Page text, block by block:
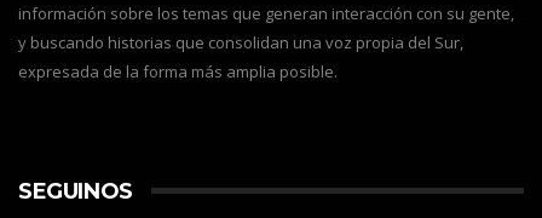
información sobre los temas que generan interacción con su gente,
y buscando historias que consolidan una voz propia del Sur,
expresada de la forma más amplia posible.
SEGUINOS